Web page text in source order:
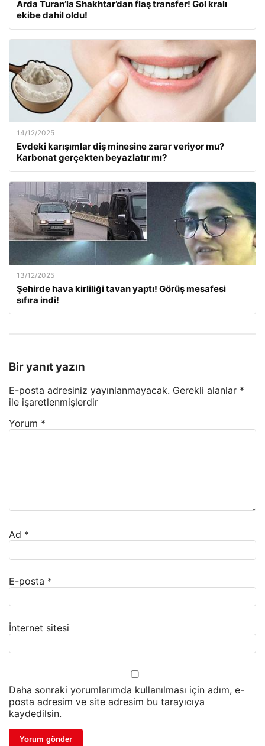
Arda Turan’la Shakhtar’dan flaş transfer! Gol kralı
ekibe dahil oldu!
14/12/2025
Evdeki karışımlar diş minesine zarar veriyor mu?
Karbonat gerçekten beyazlatır mı?
13/12/2025
Şehirde hava kirliliği tavan yaptı! Görüş mesafesi
sıfıra indi!
Bir yanıt yazın
E-posta adresiniz yayınlanmayacak. Gerekli alanlar *
ile işaretlenmişlerdir
Yorum *
Ad *
E-posta *
İnternet sitesi
Daha sonraki yorumlarımda kullanılması için adım, e-
posta adresim ve site adresim bu tarayıcıya
kaydedilsin.